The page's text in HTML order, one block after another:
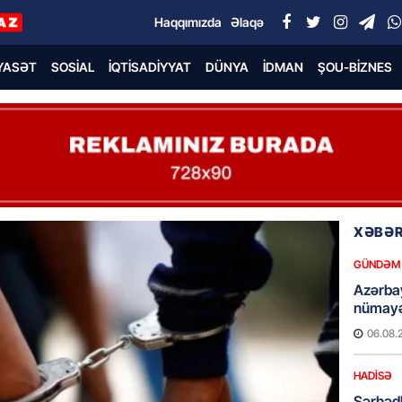
Haqqımızda Əlaqə
SOSIAL İQTISADIYYAT DÜNYA İDMAN ŞOU-BIZNES
GÜNDƏM
HADISƏ